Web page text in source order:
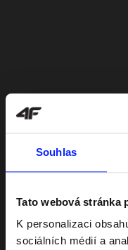
Souhlas
Tato webová stránka
K personalizaci
sociálních médií a